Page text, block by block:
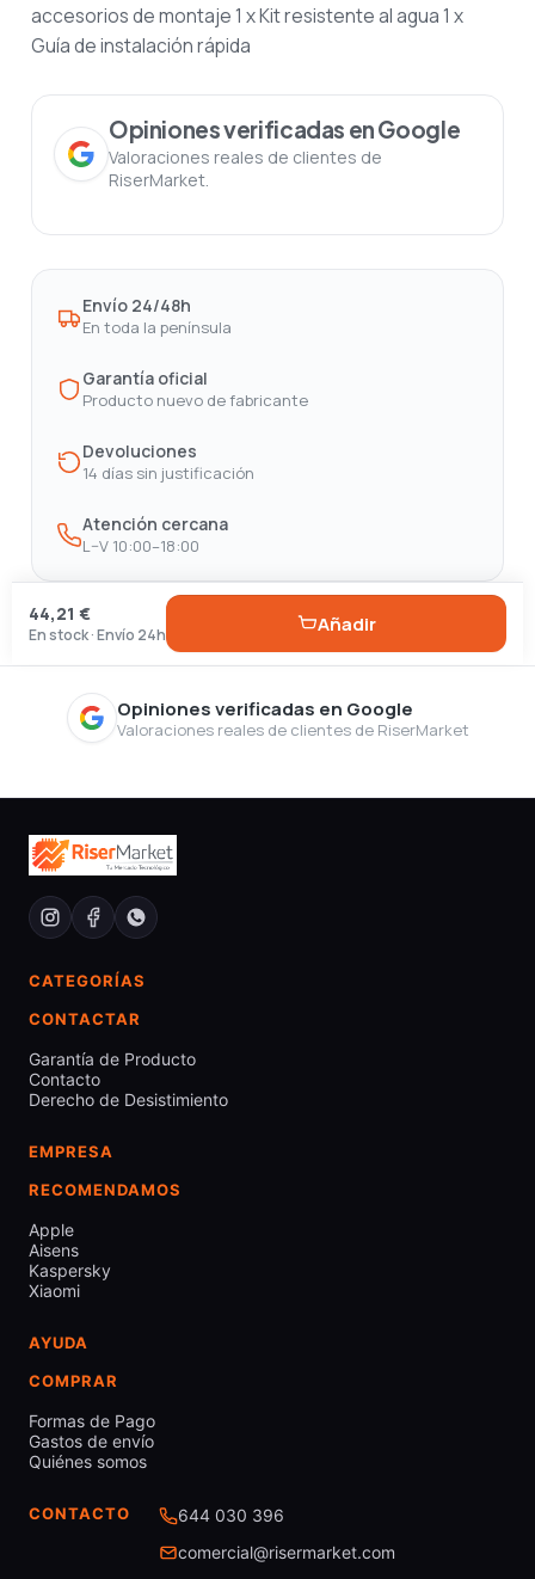
accesorios de montaje 1 x Kit resistente al agua 1 x
Guía de instalación rápida
Opiniones verificadas en Google
Valoraciones reales de clientes de
RiserMarket.
Envío 24/48h
En toda la península
Garantía oficial
Producto nuevo de fabricante
Devoluciones
14 días sin justificación
Atención cercana
L–V 10:00–18:00
44,21 €
En stock · Envío 24h Añadir
Opiniones verificadas en Google
Valoraciones reales de clientes de RiserMarket
CATEGORÍAS
CONTACTAR
Garantía de Producto
Contacto
Derecho de Desistimiento
EMPRESA
RECOMENDAMOS
Apple
Aisens
Kaspersky
Xiaomi
AYUDA
COMPRAR
Formas de Pago
Gastos de envío
Quiénes somos
CONTACTO
644 030 396
comercial@risermarket.com